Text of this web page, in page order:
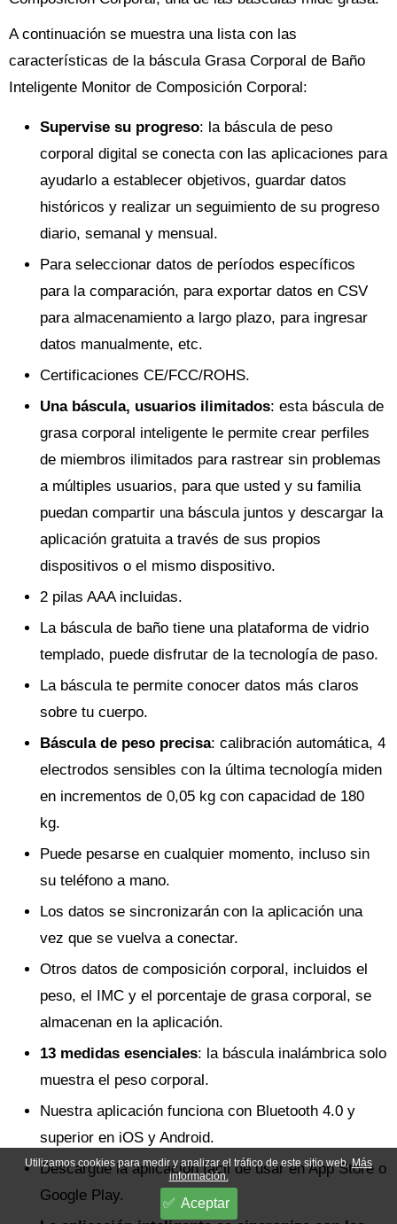
A continuación se muestra una lista con las
características de la báscula Grasa Corporal de Baño
Inteligente Monitor de Composición Corporal:
Supervise su progreso: la báscula de peso
corporal digital se conecta con las aplicaciones para
ayudarlo a establecer objetivos, guardar datos
históricos y realizar un seguimiento de su progreso
diario, semanal y mensual.
Para seleccionar datos de períodos específicos
para la comparación, para exportar datos en CSV
para almacenamiento a largo plazo, para ingresar
datos manualmente, etc.
Certificaciones CE/FCC/ROHS.
Una báscula, usuarios ilimitados: esta báscula de
grasa corporal inteligente le permite crear perfiles
de miembros ilimitados para rastrear sin problemas
a múltiples usuarios, para que usted y su familia
puedan compartir una báscula juntos y descargar la
aplicación gratuita a través de sus propios
dispositivos o el mismo dispositivo.
2 pilas AAA incluidas.
La báscula de baño tiene una plataforma de vidrio
templado, puede disfrutar de la tecnología de paso.
La báscula te permite conocer datos más claros
sobre tu cuerpo.
Báscula de peso precisa: calibración automática, 4
electrodos sensibles con la última tecnología miden
en incrementos de 0,05 kg con capacidad de 180
kg.
Puede pesarse en cualquier momento, incluso sin
su teléfono a mano.
Los datos se sincronizarán con la aplicación una
vez que se vuelva a conectar.
Otros datos de composición corporal, incluidos el
peso, el IMC y el porcentaje de grasa corporal, se
almacenan en la aplicación.
13 medidas esenciales: la báscula inalámbrica solo
muestra el peso corporal.
Nuestra aplicación funciona con Bluetooth 4.0 y
superior en iOS y Android.
Descargue la aplicación fácil de usar en App Store o
Google Play.
Utilizamos cookies para medir y analizar el tráfico de este sitio web.Más
información.
Aceptar